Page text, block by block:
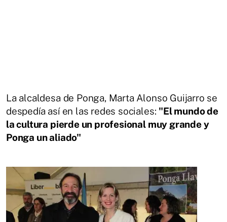
La alcaldesa de Ponga, Marta Alonso Guijarro se
despedía así en las redes sociales: "El mundo de
la cultura pierde un profesional muy grande y
Ponga un aliado"